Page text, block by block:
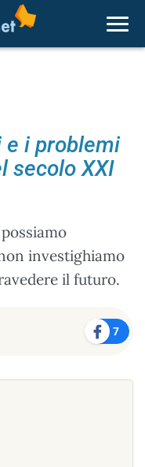
e i problemi
secolo XXI
investighiamo
il futuro.
7